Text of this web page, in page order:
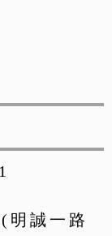
明誠一路